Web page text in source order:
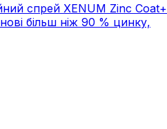
спрей XENUM Zinc Coat+
більш ніж 90 % цинку,